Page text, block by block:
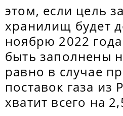
этом, если цель
хранилищ будет
ноябрю 2022
быть заполнены
равно в случае
поставок газа из
хватит всего на